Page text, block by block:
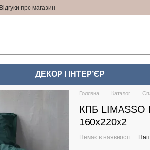
Відгуки про магазин
ДЕКОР І ІНТЕРʼЄР
Головна Каталог
КПБ LIMASSO
160x220x2
Немає в наявності